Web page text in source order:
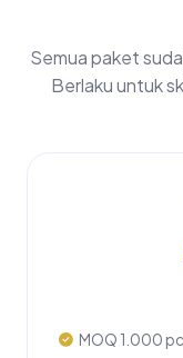
Semua paket
Berlaku untuk
MOQ 1.000